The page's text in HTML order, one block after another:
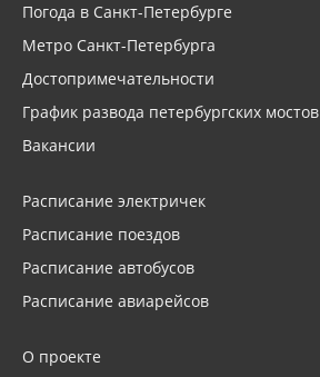
Погода в Санкт-Петербурге
Метро Санкт-Петербурга
Достопримечательности
График развода петербургских мостов
Вакансии
Расписание электричек
Расписание поездов
Расписание автобусов
Расписание авиарейсов
О проекте